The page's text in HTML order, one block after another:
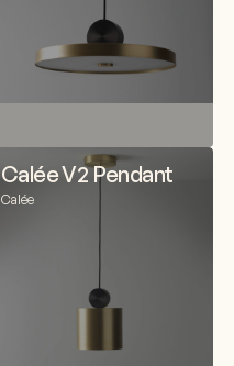
Calée V2 Pendant
Calée